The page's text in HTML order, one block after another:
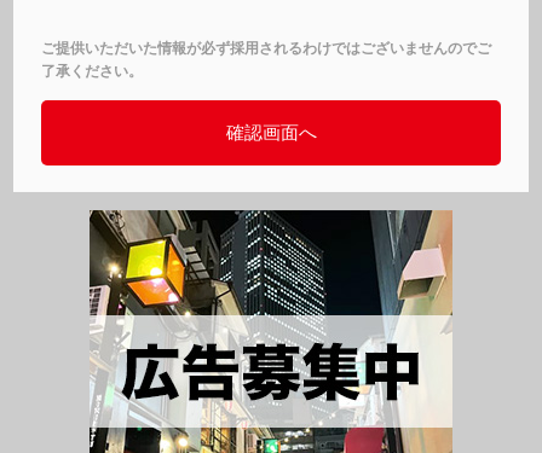
ご提供いただいた情報が必ず採用されるわけではございませんのでご
了承ください。